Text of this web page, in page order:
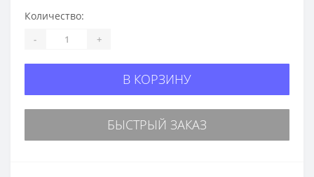
Количество:
- +
В КОРЗИНУ
БЫСТРЫЙ ЗАКАЗ